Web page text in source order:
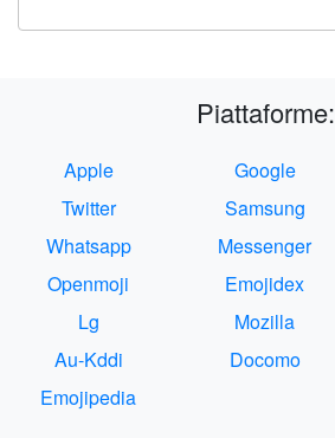
Piattaforme:
Apple Google
Twitter
Samsung
Whatsapp
Messenger
Openmoji
Emojidex
Lg
Mozilla
Au-Kddi
Docomo
Emojipedia